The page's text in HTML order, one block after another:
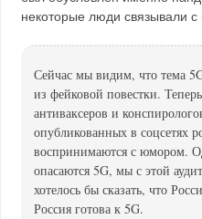
некоторые люди связывали с
Сейчас мы видим, что тема
из фейковой повестки.
антиваксеров и
опубликованных в соцсетях
воспринимаются с юмором.
опасаются 5G, мы с этой
хотелось бы сказать, что
Россия готова к 5G.